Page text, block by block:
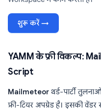
शुरू करें →
YAMM के फ्री विकल्प:
Script
Mailmeteor थर्ड-पार्टी
फ्री-टियर अपग्रेड है। इसकी वेंडर